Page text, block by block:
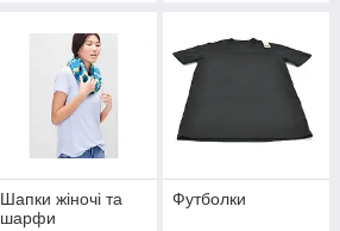
Шапки жіночі та
шарфи
Футболки